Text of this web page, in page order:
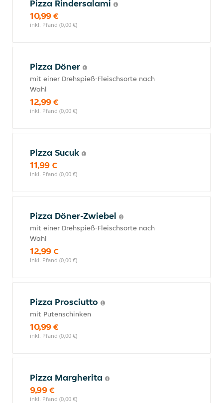
Pizza Rindersalami
10,99 €
inkl. Pfand (0,00 €)
Pizza Döner
mit einer Drehspieß-Fleischsorte nach
Wahl
12,99 €
inkl. Pfand (0,00 €)
Pizza Sucuk
11,99 €
inkl. Pfand (0,00 €)
Pizza Döner-Zwiebel
mit einer Drehspieß-Fleischsorte nach
Wahl
12,99 €
inkl. Pfand (0,00 €)
Pizza Prosciutto
mit Putenschinken
10,99 €
inkl. Pfand (0,00 €)
Pizza Margherita
9,99 €
inkl. Pfand (0,00 €)